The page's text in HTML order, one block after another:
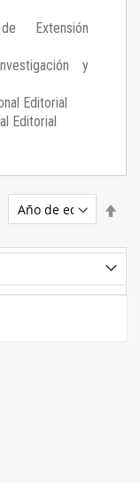
Extensión
y
Editorial
Editorial